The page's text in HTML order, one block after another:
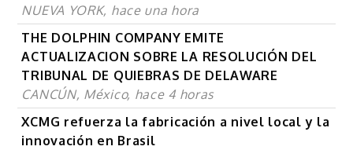
NUEVA YORK, hace una hora
THE DOLPHIN COMPANY EMITE
ACTUALIZACION SOBRE LA RESOLUCIÓN DEL
TRIBUNAL DE QUIEBRAS DE DELAWARE
CANCÚN, México, hace 4 horas
XCMG refuerza la fabricación a nivel local y la
innovación en Brasil